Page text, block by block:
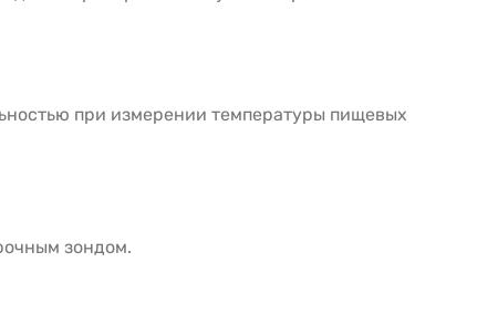
при измерении температуры пищевых
зондом.